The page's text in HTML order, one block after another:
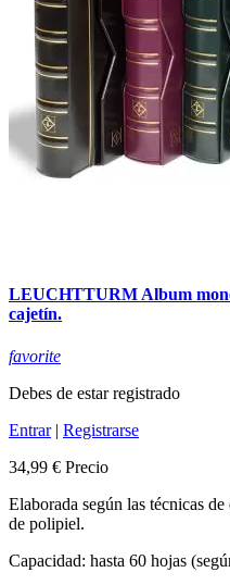
LEUCHTTURM Album
cajetín.
favorite
Debes de estar registrado
Entrar| Registrarse
34,99 € Precio
Elaborada según las técnicas
de polipiel.
Capacidad: hasta 60 hojas